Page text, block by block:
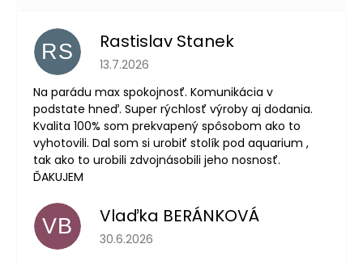
RS Rastislav Stanek
Hodnotenie obchodu je 5 z 5 hviezdičiek.
13.7.2026
Na parádu max spokojnosť. Komunikácia v
podstate hneď. Super rýchlosť výroby aj dodania.
Kvalita 100% som prekvapený spôsobom ako to
vyhotovili. Dal som si urobiť stolík pod aquarium ,
tak ako to urobili zdvojnásobili jeho nosnosť.
ĎAKUJEM
VB Vlaďka BERÁNKOVÁ
Hodnotenie obchodu je 5 z 5 hviezdičiek.
30.6.2026